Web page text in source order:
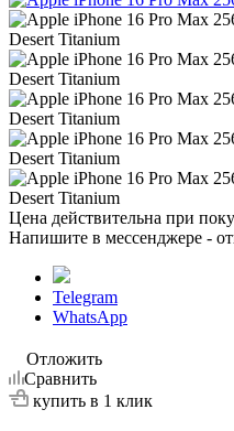
Цена действительна при
Напишите в мессенджере -
Telegram
WhatsApp
Отложить
Сравнить
купить в 1 клик